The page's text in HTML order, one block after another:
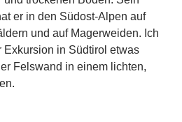
er in den Südost-Alpen auf
und auf Magerweiden. Ich
Exkursion in Südtirol etwas
Felswand in einem lichten,